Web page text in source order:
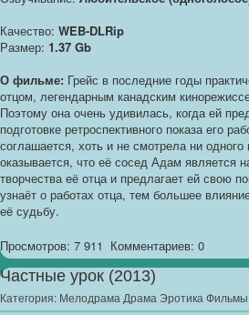
Качество: WEB-DLRip
Размер: 1.37 Gb
О фильме: Грейс в последние годы
отцом, легендарным канадским
Поэтому она очень удивилась, когда ей
подготовке ретроспективного показа его
соглашается, хоть и не смотрела ни
оказывается, что её сосед Адам является
творчества её отца и предлагает ей свою
узнаёт о работах отца, тем большее
её судьбу.
Просмотров: 7 911 Комментариев: 0
Частные урок (2013)
Категория: Мелодрама Драма Эротика Фильмы